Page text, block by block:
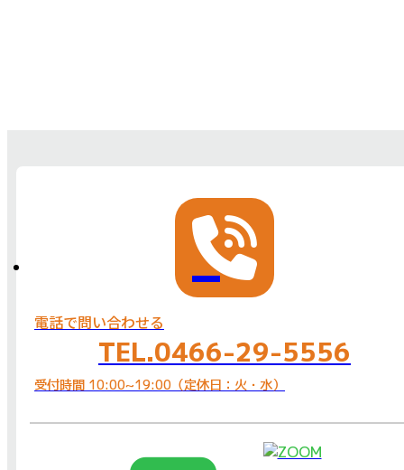
電話で問い合わせる
TEL.0466-29-5556
受付時間 10:00~19:00（定休日：火・水）